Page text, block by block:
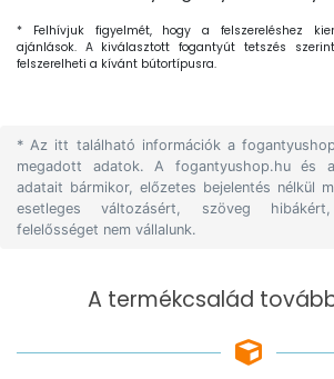
* Felhívjuk figyelmét, hogy a felszereléshez
ajánlások. A kiválasztott fogantyút tetszés
felszerelheti a kívánt bútortípusra.
* Az itt található információk a
megadott adatok. A fogantyushop.hu és
adatait bármikor, előzetes bejelentés nélkül
esetleges változásért, szöveg
felelősséget nem vállalunk.
A termékcsalád